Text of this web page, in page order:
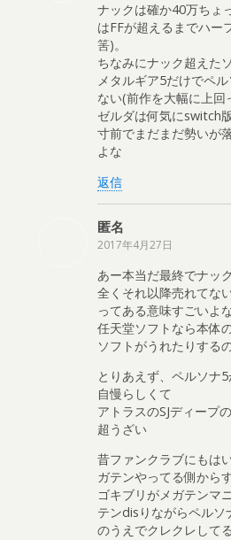
ナックは確か40万ちょ
はFFが超えるまでハー
筈)。
ちなみにナック超えた
メタルギア5だけでペ
ない(前作を大幅に上回
ゼルダは何気にswitch
寸前でまだまだ勢いが
よな
返信
匿名
2017年4月27日
あー本当だ最終でナ
全くそれ以降売れてな
ってある意味すごいよ
任天堂ソフトなら本体
ソフトがうれたりする
とりあえず、ペルソナ
自慢らしくて
アトラスのSJディープ
超うざい
昔ファンクラブにもは
ガテンやってる側から
ゴキブリがメガテンマ
テンdisりながらペルソ
のうえでクレクレして